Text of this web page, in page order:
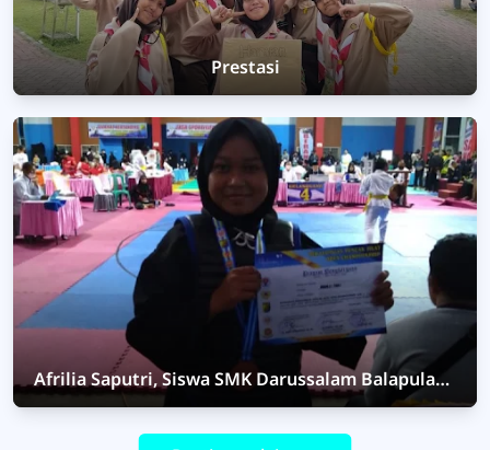
Prestasi
Afrilia Saputri, Siswa SMK Darussalam Balapulang
Raih Juara 2 Pekalongan Pencak Silat Open